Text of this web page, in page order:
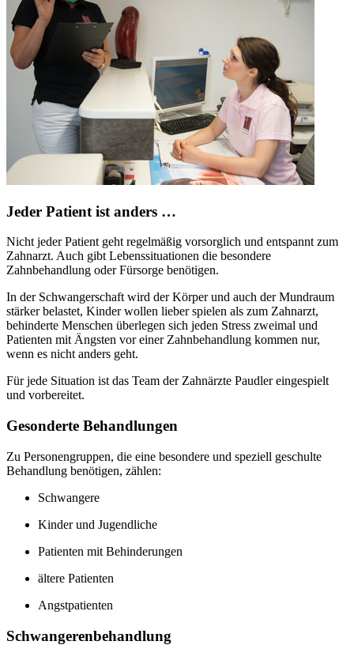
Jeder Patient ist anders …
Nicht jeder Patient geht regelmäßig vorsorglich und entspannt zum
Zahnarzt. Auch gibt Lebenssituationen die besondere
Zahnbehandlung oder Fürsorge benötigen.
In der Schwangerschaft wird der Körper und auch der Mundraum
stärker belastet, Kinder wollen lieber spielen als zum Zahnarzt,
behinderte Menschen überlegen sich jeden Stress zweimal und
Patienten mit Ängsten vor einer Zahnbehandlung kommen nur,
wenn es nicht anders geht.
Für jede Situation ist das Team der Zahnärzte Paudler eingespielt
und vorbereitet.
Gesonderte Behandlungen
Zu Personengruppen, die eine besondere und speziell geschulte
Behandlung benötigen, zählen:
Schwangere
Kinder und Jugendliche
Patienten mit Behinderungen
ältere Patienten
Angstpatienten
Schwangerenbehandlung